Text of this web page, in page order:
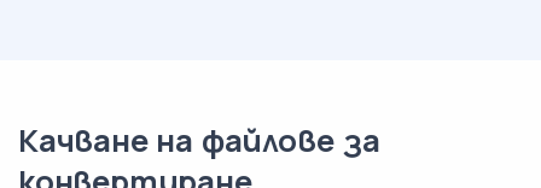
Качване на файлове за